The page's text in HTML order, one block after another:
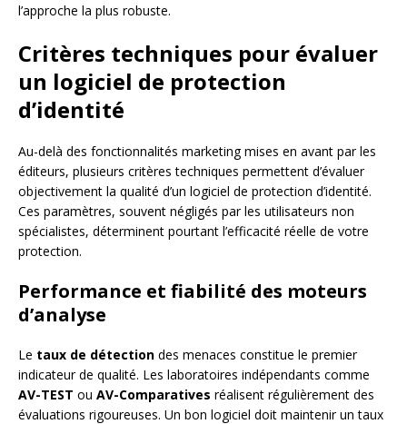
l’approche la plus robuste.
Critères techniques pour évaluer
un logiciel de protection
d’identité
Au-delà des fonctionnalités marketing mises en avant par les
éditeurs, plusieurs critères techniques permettent d’évaluer
objectivement la qualité d’un logiciel de protection d’identité.
Ces paramètres, souvent négligés par les utilisateurs non
spécialistes, déterminent pourtant l’efficacité réelle de votre
protection.
Performance et fiabilité des moteurs
d’analyse
Le taux de détection des menaces constitue le premier
indicateur de qualité. Les laboratoires indépendants comme
AV-TEST ou AV-Comparatives réalisent régulièrement des
évaluations rigoureuses. Un bon logiciel doit maintenir un taux